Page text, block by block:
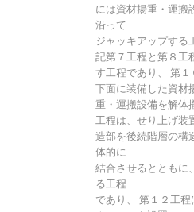
には資材揚重・運搬
沿って
ジャッキアップする
記第７工程と第８工
す工程であり、 第
下面に装備した資材
重・運搬設備を解体
工程は、せり上げ装
造部を後続階層の構
体的に
結合させるとともに
る工程
であり、 第１２工